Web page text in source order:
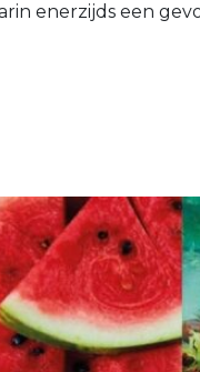
enerzijds een